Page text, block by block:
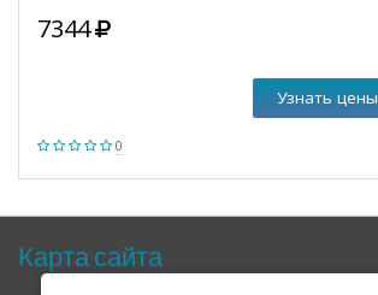
0
7344
Узнать цены
Карта сайта